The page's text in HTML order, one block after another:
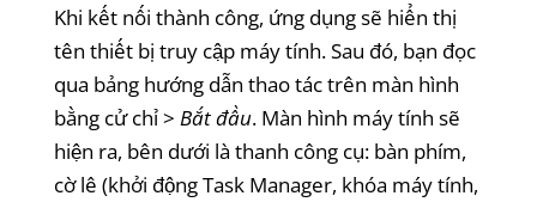
Khi kết nối thành công, ứng dụng sẽ hiển thị
tên thiết bị truy cập máy tính. Sau đó, bạn đọc
qua bảng hướng dẫn thao tác trên màn hình
bằng cử chỉ > Bắt đầu. Màn hình máy tính sẽ
hiện ra, bên dưới là thanh công cụ: bàn phím,
cờ lê (khởi động Task Manager, khóa máy tính,